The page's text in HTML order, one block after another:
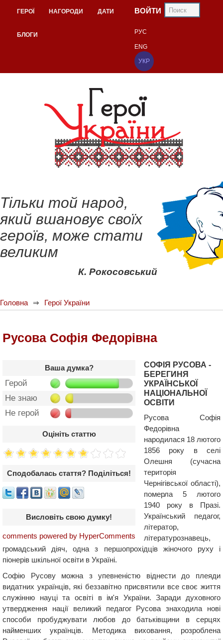
ГЕРОЇ НАГОРОДИ ДАТИ
БЛОГИ
ВОЙТИ
РУС
ENG
УКР
Тільки той народ,
який вшановує своїх
героїв, може стати
великим
К. Рокосовський
Головна Герої України
Русова Софія Федорівна
Ваша думка?
Герой
Не знаю
Не герой
Оцініть статтю
Сподобалась стаття? Поділіться!
Висловіть свою думку!
comments powered by HyperComments
СОФІЯ РУСОВА -
БЕРЕГИНЯ
УКРАЇНСЬКОЇ
НАЦІОНАЛЬНОЇ
ОСВІТИ
Русова Софія
Федорівна
народилася 18 лютого
1856 року в селі
Олешня (сучасна
територія
Чернігівської області),
померла 5 лютого
1940 року в Празі.
Український педагог,
літератор,
літературознавець,
громадський діяч, одна з першопрохідців жіночого руху і
піонерів шкільної освіти в Україні.
Софію Русову можна з упевненістю віднести до плеяди
видатних українців, які беззавітно присвятили все своє життя
служінню науці та освіті в ім'я України. Заради духовного
утвердження нації великий педагог Русова знаходила нові
способи пробуджувати любов до батьківщини в серцях
найменших українців. Методика виховання, розроблена